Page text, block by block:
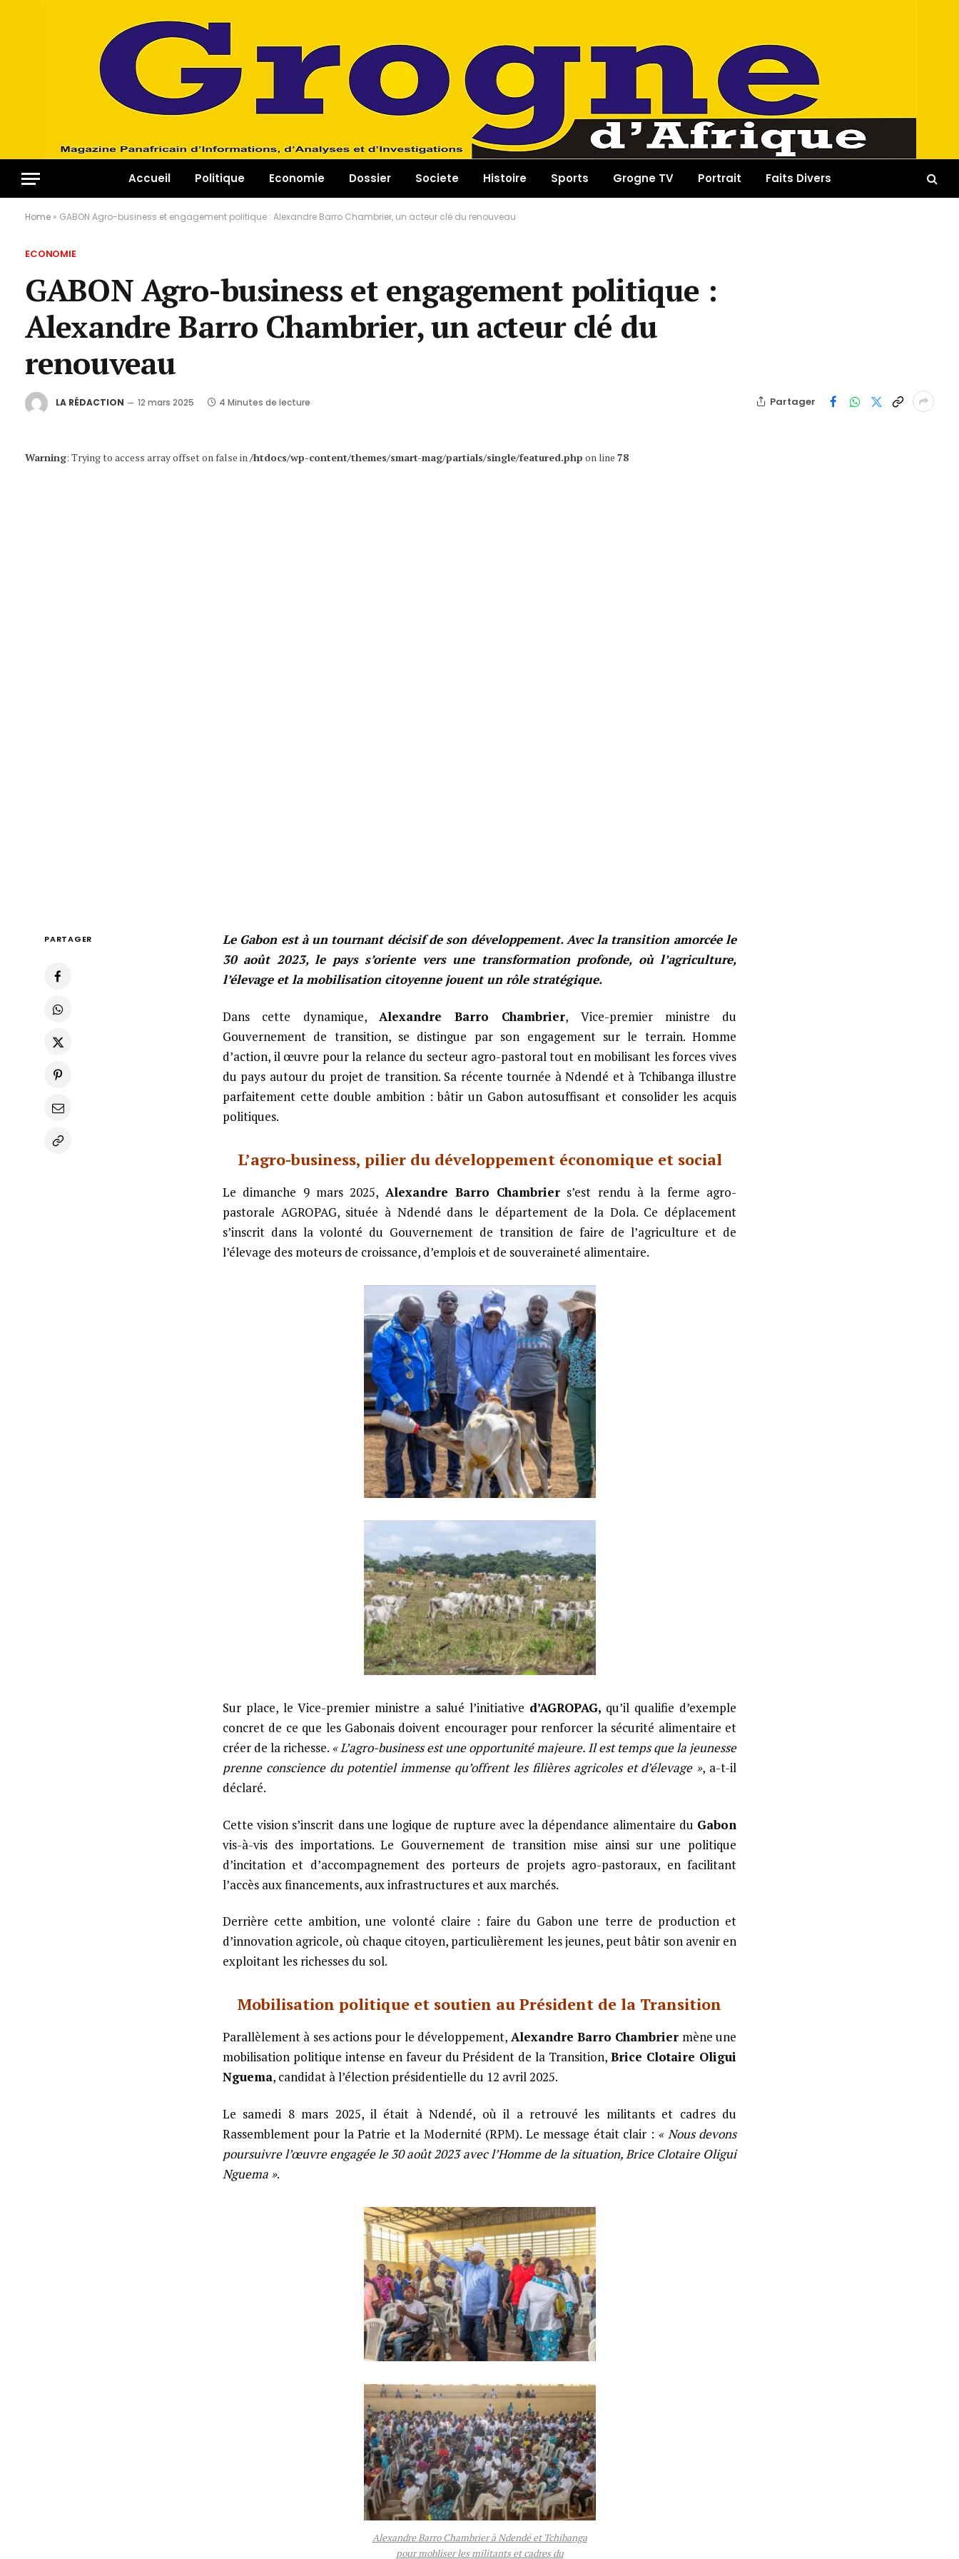
Accueil Politique Economie Dossier Societe Histoire Sports Grogne TV Portrait Faits Divers
Home » GABON Agro-business et engagement politique : Alexandre Barro Chambrier, un acteur clé du renouveau
ECONOMIE
GABON Agro-business et engagement politique :
Alexandre Barro Chambrier, un acteur clé du
renouveau
LA RÉDACTION 12 mars 2025 4 Minutes de lecture Partager
Warning: Trying to access array offset on false in/htdocs/wp-content/themes/smart-mag/partials/single/featured.php on line 78
PARTAGER
Le Gabon est à un tournant décisif de son développement. Avec la transition amorcée le
30 août 2023, le pays s’oriente vers une transformation profonde, où l’agriculture,
l’élevage et la mobilisation citoyenne jouent un rôle stratégique.
Dans cette dynamique, Alexandre Barro Chambrier, Vice-premier ministre du
Gouvernement de transition, se distingue par son engagement sur le terrain. Homme
d’action, il œuvre pour la relance du secteur agro-pastoral tout en mobilisant les forces vives
du pays autour du projet de transition. Sa récente tournée à Ndendé et à Tchibanga illustre
parfaitement cette double ambition : bâtir un Gabon autosuffisant et consolider les acquis
politiques.
L’agro-business, pilier du développement économique et social
Le dimanche 9 mars 2025, Alexandre Barro Chambrier s’est rendu à la ferme agro-
pastorale AGROPAG, située à Ndendé dans le département de la Dola. Ce déplacement
s’inscrit dans la volonté du Gouvernement de transition de faire de l’agriculture et de
l’élevage des moteurs de croissance, d’emplois et de souveraineté alimentaire.
Sur place, le Vice-premier ministre a salué l’initiative d’AGROPAG, qu’il qualifie d’exemple
concret de ce que les Gabonais doivent encourager pour renforcer la sécurité alimentaire et
créer de la richesse. « L’agro-business est une opportunité majeure. Il est temps que la jeunesse
prenne conscience du potentiel immense qu’offrent les filières agricoles et d’élevage », a-t-il
déclaré.
Cette vision s’inscrit dans une logique de rupture avec la dépendance alimentaire du Gabon
vis-à-vis des importations. Le Gouvernement de transition mise ainsi sur une politique
d’incitation et d’accompagnement des porteurs de projets agro-pastoraux, en facilitant
l’accès aux financements, aux infrastructures et aux marchés.
Derrière cette ambition, une volonté claire : faire du Gabon une terre de production et
d’innovation agricole, où chaque citoyen, particulièrement les jeunes, peut bâtir son avenir en
exploitant les richesses du sol.
Mobilisation politique et soutien au Président de la Transition
Parallèlement à ses actions pour le développement, Alexandre Barro Chambrier mène une
mobilisation politique intense en faveur du Président de la Transition,Brice Clotaire Oligui
Nguema, candidat à l’élection présidentielle du 12 avril 2025.
Le samedi 8 mars 2025, il était à Ndendé, où il a retrouvé les militants et cadres du
Rassemblement pour la Patrie et la Modernité (RPM). Le message était clair : « Nous devons
poursuivre l’œuvre engagée le 30 août 2023 avec l’Homme de la situation, Brice Clotaire Oligui
Nguema ».
Alexandre Barro Chambrier à Ndendé et Tchibanga
pour mobliser les militants et cadres du